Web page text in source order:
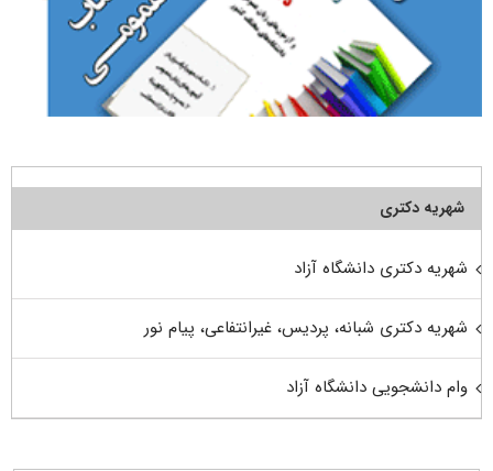
شهریه دکتری
شهریه دکتری دانشگاه آزاد
شهریه دکتری شبانه، پردیس، غیرانتفاعی، پیام نور
وام دانشجویی دانشگاه آزاد